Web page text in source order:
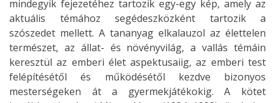
mindegyik fejezetéhez tartozik egy-egy kép, amely az
aktuális témához segédeszközként tartozik a
szószedet mellett. A tananyag elkalauzol az élettelen
természet, az állat- és növényvilág, a vallás témáin
keresztül az emberi élet aspektusaiig, az emberi test
felépítésétől és működésétől kezdve bizonyos
mesterségeken át a gyermekjátékokig. A kötet